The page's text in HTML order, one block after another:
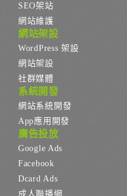
SEO架站
網站維護
網站架設
WordPress 架設
網站架設
社群媒體
系統開發
網站系統開發
App應用開發
廣告投放
Google Ads
Facebook
Dcard Ads
成人聯播網